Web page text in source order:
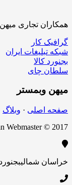
همکاران تجاری
گرافیک کار
شبکه تبلیغات ایران
بجنورد کالا
سلطان چای
میهن وبمستر
صفحه اصلی · وبلاگ
Webmaster © 2017
خراسان شمالیبجنورد